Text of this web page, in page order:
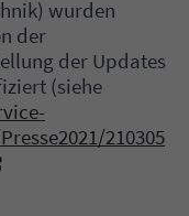
wurden
der
der Updates
(siehe
210305